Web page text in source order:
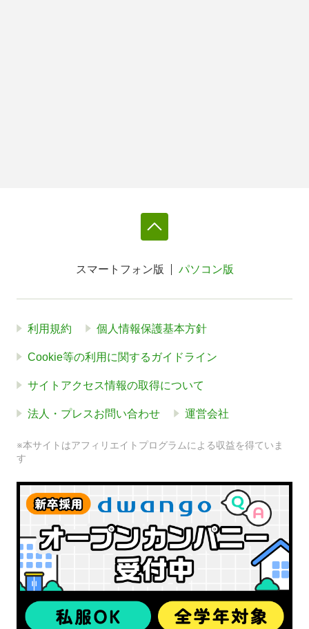
スマートフォン版 パソコン版
利用規約 個人情報保護基本方針
Cookie等の利用に関するガイドライン
サイトアクセス情報の取得について
法人・プレスお問い合わせ 運営会社
※本サイトはアフィリエイトプログラムによる収益を得ていま
す